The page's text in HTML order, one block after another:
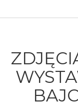
Smołki